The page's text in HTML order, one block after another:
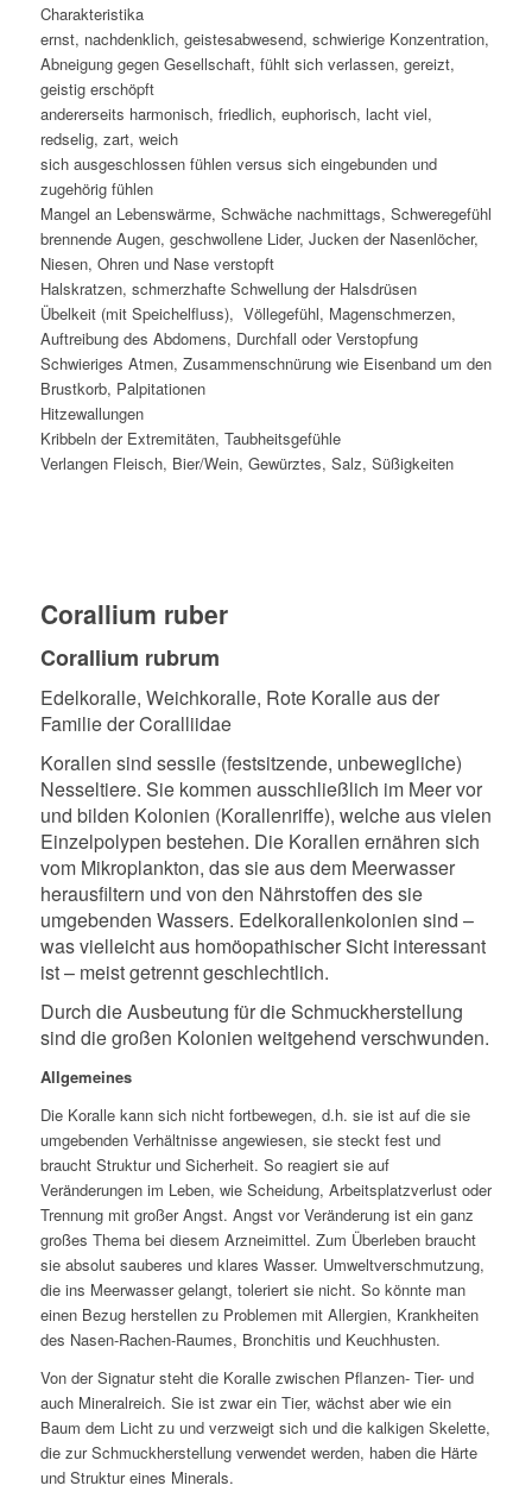
Charakteristika
ernst, nachdenklich, geistesabwesend, schwierige Konzentration,
Abneigung gegen Gesellschaft, fühlt sich verlassen, gereizt,
geistig erschöpft
andererseits harmonisch, friedlich, euphorisch, lacht viel,
redselig, zart, weich
sich ausgeschlossen fühlen versus sich eingebunden und
zugehörig fühlen
Mangel an Lebenswärme, Schwäche nachmittags, Schweregefühl
brennende Augen, geschwollene Lider, Jucken der Nasenlöcher,
Niesen, Ohren und Nase verstopft
Halskratzen, schmerzhafte Schwellung der Halsdrüsen
Übelkeit (mit Speichelfluss), Völlegefühl, Magenschmerzen,
Auftreibung des Abdomens, Durchfall oder Verstopfung
Schwieriges Atmen, Zusammenschnürung wie Eisenband um den
Brustkorb, Palpitationen
Hitzewallungen
Kribbeln der Extremitäten, Taubheitsgefühle
Verlangen Fleisch, Bier/Wein, Gewürztes, Salz, Süßigkeiten
Corallium ruber
Corallium rubrum
Edelkoralle, Weichkoralle, Rote Koralle aus der
Familie der Coralliidae
Korallen sind sessile (festsitzende, unbewegliche)
Nesseltiere. Sie kommen ausschließlich im Meer vor
und bilden Kolonien (Korallenriffe), welche aus vielen
Einzelpolypen bestehen. Die Korallen ernähren sich
vom Mikroplankton, das sie aus dem Meerwasser
herausfiltern und von den Nährstoffen des sie
umgebenden Wassers. Edelkorallenkolonien sind –
was vielleicht aus homöopathischer Sicht interessant
ist – meist getrennt geschlechtlich.
Durch die Ausbeutung für die Schmuckherstellung
sind die großen Kolonien weitgehend verschwunden.
Allgemeines
Die Koralle kann sich nicht fortbewegen, d.h. sie ist auf die sie
umgebenden Verhältnisse angewiesen, sie steckt fest und
braucht Struktur und Sicherheit. So reagiert sie auf
Veränderungen im Leben, wie Scheidung, Arbeitsplatzverlust oder
Trennung mit großer Angst. Angst vor Veränderung ist ein ganz
großes Thema bei diesem Arzneimittel. Zum Überleben braucht
sie absolut sauberes und klares Wasser. Umweltverschmutzung,
die ins Meerwasser gelangt, toleriert sie nicht. So könnte man
einen Bezug herstellen zu Problemen mit Allergien, Krankheiten
des Nasen-Rachen-Raumes, Bronchitis und Keuchhusten.
Von der Signatur steht die Koralle zwischen Pflanzen- Tier- und
auch Mineralreich. Sie ist zwar ein Tier, wächst aber wie ein
Baum dem Licht zu und verzweigt sich und die kalkigen Skelette,
die zur Schmuckherstellung verwendet werden, haben die Härte
und Struktur eines Minerals.